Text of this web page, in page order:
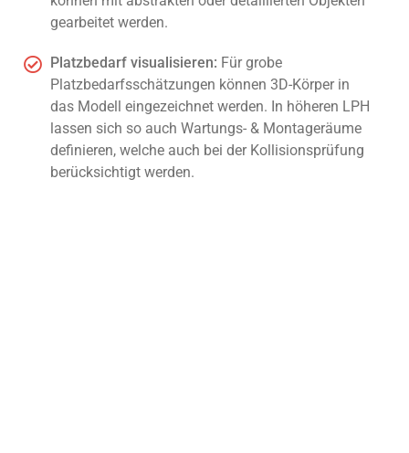
gearbeitet werden.
Platzbedarf visualisieren: Für grobe
Platzbedarfsschätzungen können 3D-Körper in
das Modell eingezeichnet werden. In höheren LPH
lassen sich so auch Wartungs- & Montageräume
definieren, welche auch bei der Kollisionsprüfung
berücksichtigt werden.